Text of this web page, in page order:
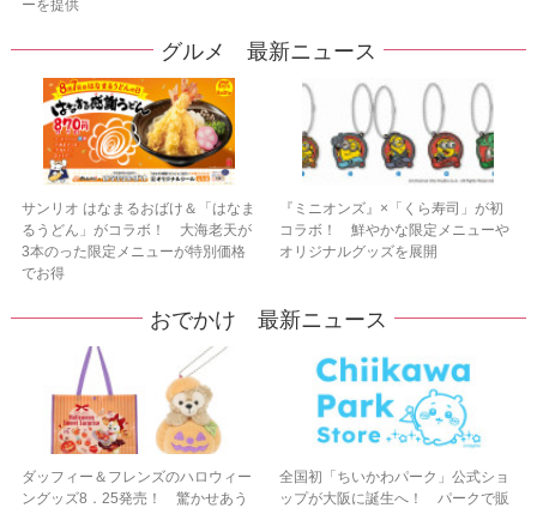
ーを提供
グルメ 最新ニュース
サンリオ はなまるおばけ＆「はなま
るうどん」がコラボ！ 大海老天が
3本のった限定メニューが特別価格
でお得
『ミニオンズ』×「くら寿司」が初
コラボ！ 鮮やかな限定メニューや
オリジナルグッズを展開
おでかけ 最新ニュース
ダッフィー＆フレンズのハロウィー
ングッズ8．25発売！ 驚かせあう
全国初「ちいかわパーク」公式ショ
ップが大阪に誕生へ！ パークで販